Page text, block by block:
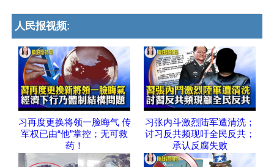
人民报视频:
习再度更换将领一脸晦气 传
军权已由“他”掌控；无可救
药！
习张内斗激烈陆军遭清洗；
讨习反共频现吁全民反共；
承认反腐失败